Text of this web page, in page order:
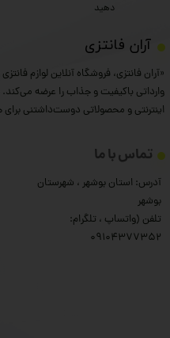
​آران فانتزی
«آران فانتزی، فروشگاه آنلاین لوازم
وارداتی باکیفیت و جذاب را عرضه
اینترنتی و محصولاتی دوست‌داشتنی
تماس با ما
آدرس: استان بوشهر ، شهرستان
بوشهر
تلفن (واتساپ ، تلگرام:
۰9104377352
دهید